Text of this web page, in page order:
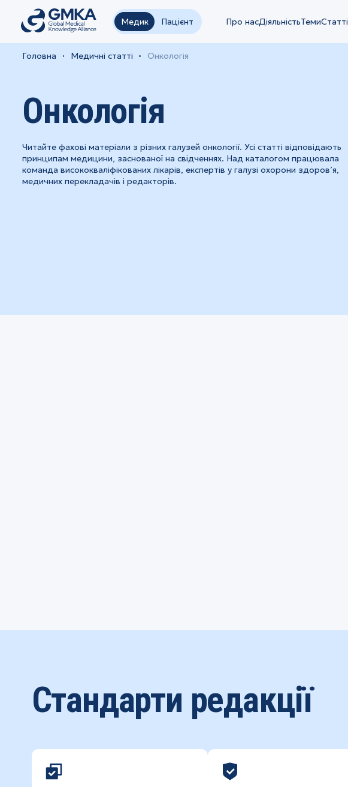
Медик Пацієнт Про насДіяльністьТемиСтатті
Головна Медичні статті Онкологія
Онкологія
Читайте фахові матеріали з різних галузей онкології. Усі статті відповідають
принципам медицини, заснованої на свідченнях. Над каталогом працювала
команда висококваліфікованих лікарів, експертів у галузі охорони здоров’я,
медичних перекладачів і редакторів.
Стандарти редакції